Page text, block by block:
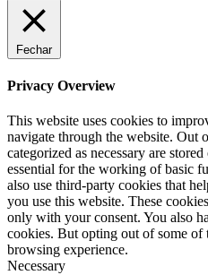
Fechar
Privacy Overview
This website uses cookies to
navigate through the website. Out
categorized as necessary are
essential for the working of basic
also use third-party cookies that
you use this website. These
only with your consent. You also
cookies. But opting out of some of
browsing experience.
Necessary